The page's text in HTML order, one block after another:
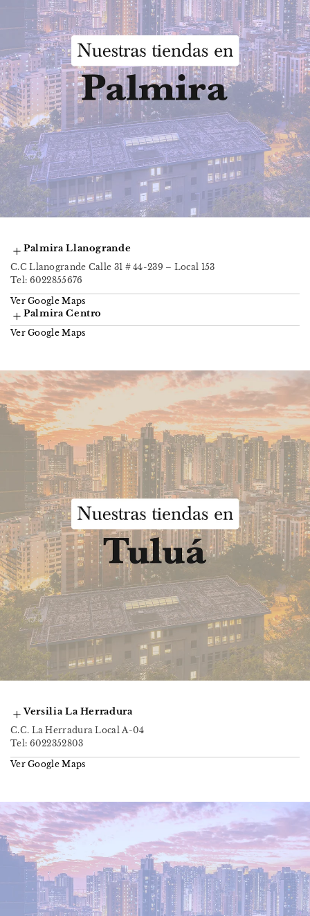
Palmira Llanogrande
C.C Llanogrande Calle 31 # 44-239 – Local 153
Tel: 6022855676
Ver Google Maps
Palmira Centro
Ver Google Maps
Versilia La Herradura
C.C. La Herradura Local A-04
Tel: 6022352803
Ver Google Maps